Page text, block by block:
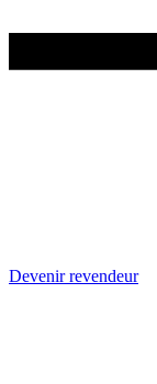
Devenir revendeur